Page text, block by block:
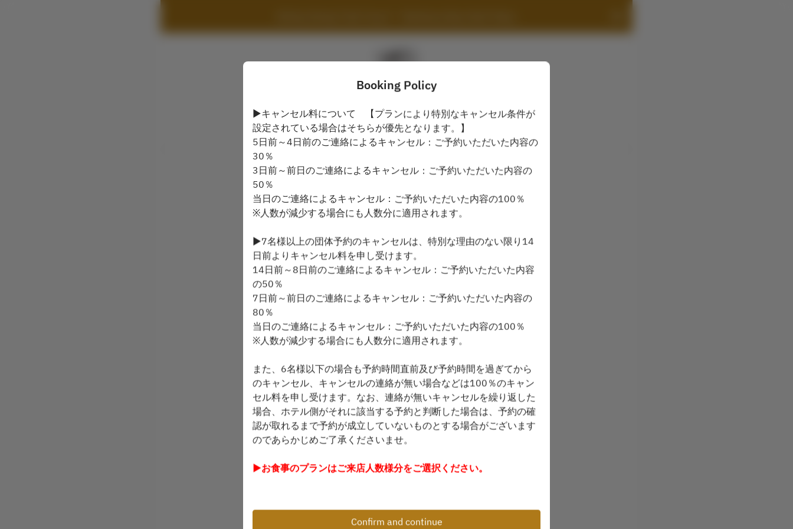
View booking policy
All Day Dining "Cafe Tosca"
2 Guests
Select a time
Find availability
Powered by
Booking Policy
▶キャンセル料について 【プランにより特別なキャンセル条件が
設定されている場合はそちらが優先となります。】
5日前～4日前のご連絡によるキャンセル：ご予約いただいた内容の
30％
3日前～前日のご連絡によるキャンセル：ご予約いただいた内容の
50％
当日のご連絡によるキャンセル：ご予約いただいた内容の100％
※人数が減少する場合にも人数分に適用されます。
▶7名様以上の団体予約のキャンセルは、特別な理由のない限り14
日前よりキャンセル料を申し受けます。
14日前～8日前のご連絡によるキャンセル：ご予約いただいた内容
の50％
7日前～前日のご連絡によるキャンセル：ご予約いただいた内容の
80％
当日のご連絡によるキャンセル：ご予約いただいた内容の100％
※人数が減少する場合にも人数分に適用されます。
また、6名様以下の場合も予約時間直前及び予約時間を過ぎてから
のキャンセル、キャンセルの連絡が無い場合などは100％のキャン
セル料を申し受けます。なお、連絡が無いキャンセルを繰り返した
場合、ホテル側がそれに該当する予約と判断した場合は、予約の確
認が取れるまで予約が成立していないものとする場合がございます
のであらかじめご了承くださいませ。
▶お食事のプランはご来店人数様分をご選択ください。
訳はプランにてご入力ください。
Confirm and continue